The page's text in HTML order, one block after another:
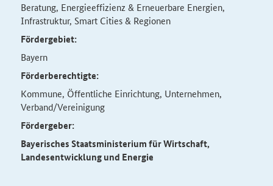
Beratung, Energieeffizienz & Erneuerbare Energien,
Infrastruktur, Smart Cities & Regionen
Fördergebiet:
Bayern
Förderberechtigte:
Kommune, Öffentliche Einrichtung, Unternehmen,
Verband/Vereinigung
Fördergeber:
Bayerisches Staatsministerium für Wirtschaft,
Landesentwicklung und Energie